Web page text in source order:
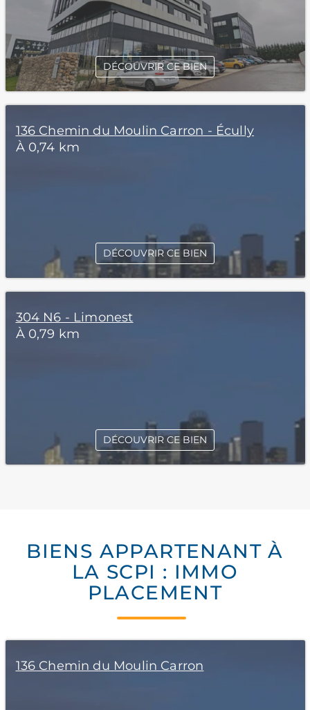
DÉCOUVRIR CE BIEN
136 Chemin du Moulin Carron - Écully
À 0,74 km
DÉCOUVRIR CE BIEN
304 N6 - Limonest
À 0,79 km
DÉCOUVRIR CE BIEN
BIENS APPARTENANT À
LA SCPI : IMMO
PLACEMENT
136 Chemin du Moulin Carron